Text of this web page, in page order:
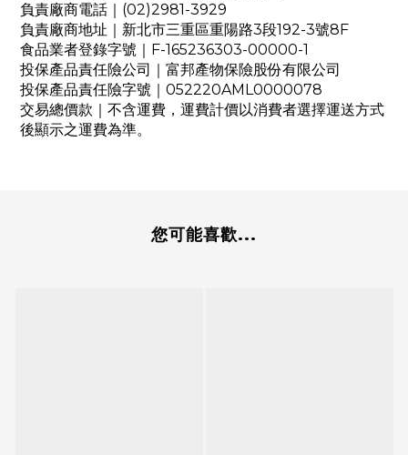
負責廠商電話｜(02)2981-3929
負責廠商地址｜新北市三重區重陽路3段192-3號8F
食品業者登錄字號｜F-165236303-00000-1
投保產品責任險公司｜富邦產物保險股份有限公司
投保產品責任險字號｜052220AML0000078
交易總價款｜不含運費，運費計價以消費者選擇運送方式
後顯示之運費為準。
您可能喜歡...